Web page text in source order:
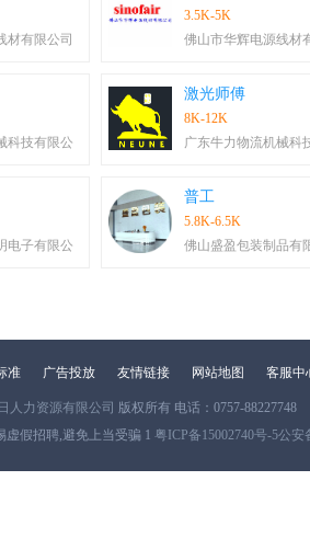
材有限公司
3.5K-5K
佛山市华辉电源线材
科技有限公
激光师傅
8K-12K
广东牛力物流机械科
电子有限公
普工
5.8K-6.5K
佛山盛盈包装制品有
准 广告投放 友情链接 网站地图 客服中
人力资源有限公司 版权所有 电话：0757-88227748
假招聘,避免上当受骗 1 粤ICP备15002740号-5公安